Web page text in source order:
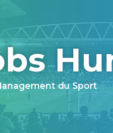
du Sport